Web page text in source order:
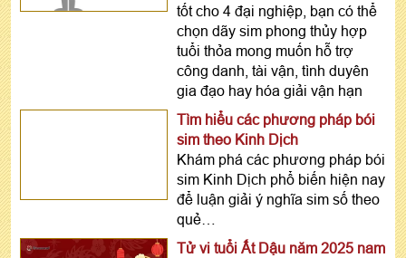
tốt cho 4 đại nghiệp, bạn có thể
chọn dãy sim phong thủy hợp
tuổi thỏa mong muốn hỗ trợ
công danh, tài vận, tình duyên
gia đạo hay hóa giải vận hạn
Tìm hiểu các phương pháp bói
sim theo Kinh Dịch
Khám phá các phương pháp bói
sim Kinh Dịch phổ biến hiện nay
để luận giải ý nghĩa sim số theo
quẻ…
Tử vi tuổi Ất Dậu năm 2025 nam